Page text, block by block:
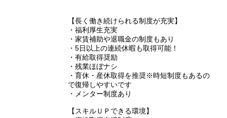
【長く働き続けられる制度が充実】
・福利厚生充実
・家賃補助や退職金の制度もあり
・5日以上の連続休暇も取得可能！
・有給取得奨励
・残業ほぼナシ
・育休・産休取得を推奨※時短制度もあるの
で復帰しやすいです
・メンター制度あり
【スキルＵＰできる環境】